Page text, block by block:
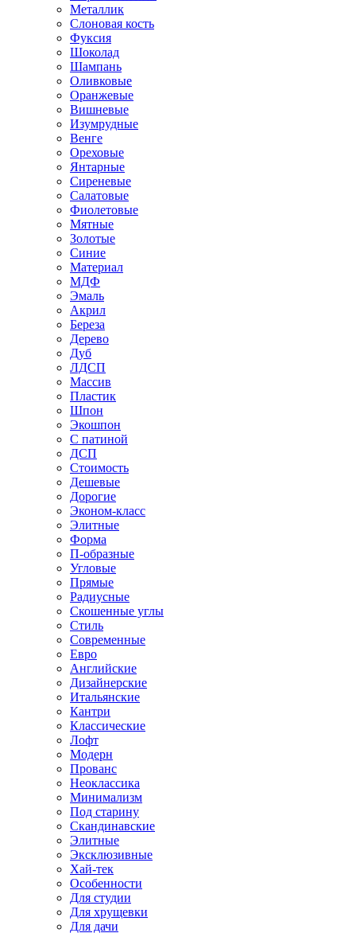
Металлик
Слоновая кость
Фуксия
Шоколад
Шампань
Оливковые
Оранжевые
Вишневые
Изумрудные
Венге
Ореховые
Янтарные
Сиреневые
Салатовые
Фиолетовые
Мятные
Золотые
Синие
Материал
МДФ
Эмаль
Акрил
Береза
Дерево
Дуб
ЛДСП
Массив
Пластик
Шпон
Экошпон
С патиной
ДСП
Стоимость
Дешевые
Дорогие
Эконом-класс
Элитные
Форма
П-образные
Угловые
Прямые
Радиусные
Скошенные углы
Стиль
Современные
Евро
Английские
Дизайнерские
Итальянские
Кантри
Классические
Лофт
Модерн
Прованс
Неоклассика
Минимализм
Под старину
Скандинавские
Элитные
Эксклюзивные
Хай-тек
Особенности
Для студии
Для хрущевки
Для дачи